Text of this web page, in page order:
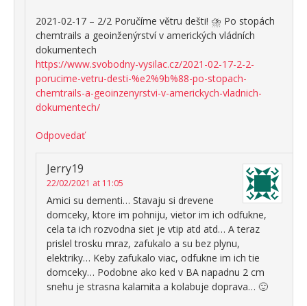
2021-02-17 – 2/2 Poručíme větru dešti! ⛈ Po stopách
chemtrails a geoinženýrství v amerických vládních
dokumentech
https://www.svobodny-vysilac.cz/2021-02-17-2-2-
porucime-vetru-desti-%e2%9b%88-po-stopach-
chemtrails-a-geoinzenyrstvi-v-americkych-vladnich-
dokumentech/
Odpovedať
Jerry19
22/02/2021 at 11:05
Amici su dementi… Stavaju si drevene
domceky, ktore im pohniju, vietor im ich odfukne,
cela ta ich rozvodna siet je vtip atd atd… A teraz
prislel trosku mraz, zafukalo a su bez plynu,
elektriky… Keby zafukalo viac, odfukne im ich tie
domceky… Podobne ako ked v BA napadnu 2 cm
snehu je strasna kalamita a kolabuje doprava… 🙂